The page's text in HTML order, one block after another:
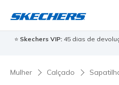
⭐ Skechers VIP:45 dias de
Mulher Calçado